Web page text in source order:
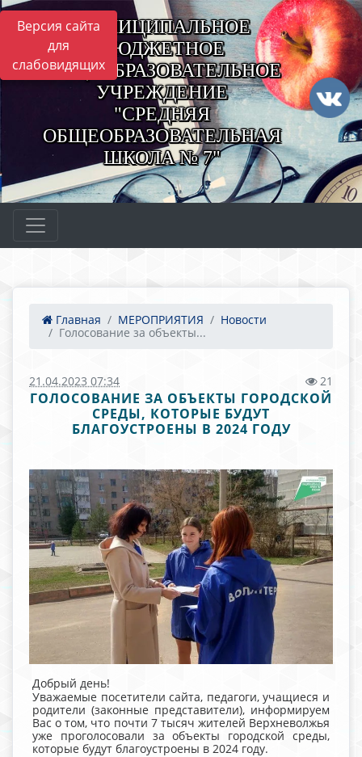
Версия сайта
для
слабовидящих
МУНИЦИПАЛЬНОЕ
БЮДЖЕТНОЕ
ОБЩЕОБРАЗОВАТЕЛЬНОЕ
УЧРЕЖДЕНИЕ
"СРЕДНЯЯ
ОБЩЕОБРАЗОВАТЕЛЬНАЯ
ШКОЛА № 7"
Главная МЕРОПРИЯТИЯ
Новости
Голосование за объекты...
21.04.2023 07:34 21
ГОЛОСОВАНИЕ ЗА ОБЪЕКТЫ ГОРОДСКОЙ
СРЕДЫ, КОТОРЫЕ БУДУТ
БЛАГОУСТРОЕНЫ В 2024 ГОДУ
Добрый день!
Уважаемые посетители сайта, педагоги, учащиеся и
родители (законные представители), информируем
Вас о том, что почти 7 тысяч жителей Верхневолжья
уже проголосовали за объекты городской среды,
которые будут благоустроены в 2024 году.